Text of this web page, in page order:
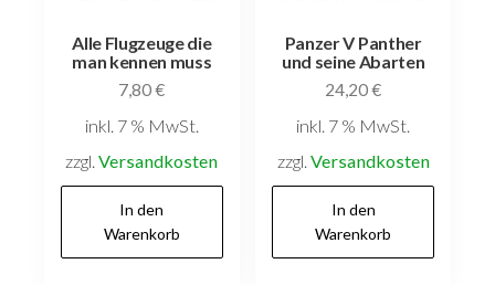
Alle Flugzeuge die
man kennen muss
7,80€
inkl. 7 % MwSt.
zzgl.Versandkosten
In den
Warenkorb
Panzer V Panther
und seine Abarten
24,20€
inkl. 7 % MwSt.
zzgl. Versandkosten
In den
Warenkorb